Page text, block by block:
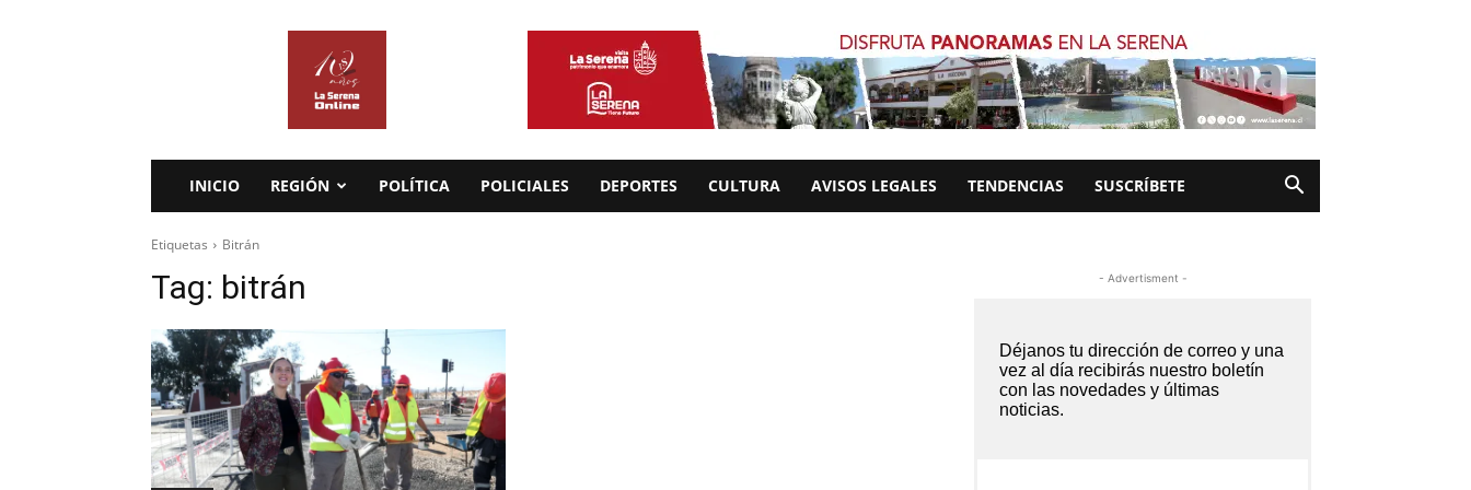
INICIO REGIÓN POLÍTICA POLICIALES DEPORTES CULTURA AVISOS LEGALES TENDENCIAS SUSCRÍBETE
Etiquetas Bitrán
Tag: bitrán - Advertisment -